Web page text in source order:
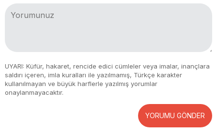
UYARI: Küfür, hakaret, rencide edici cümleler veya imalar, inançlara
saldırı içeren, imla kuralları ile yazılmamış, Türkçe karakter
kullanılmayan ve büyük harflerle yazılmış yorumlar
onaylanmayacaktır.
YORUMU GÖNDER